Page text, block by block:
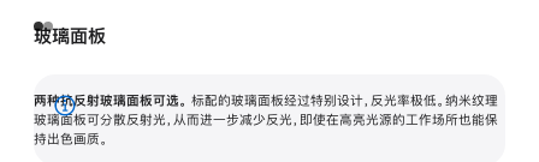
玻璃面板
两种抗反射玻璃面板可选。 标配的玻璃面板经过特别设计，反光率极低。纳米纹理
玻璃面板可分散反射光，从而进一步减少反光，即使在高亮光源的工作场所也能保
持出色画质。
展
开